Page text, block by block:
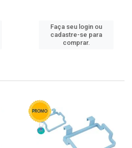
Faça seu login ou
cadastre-se para
comprar.